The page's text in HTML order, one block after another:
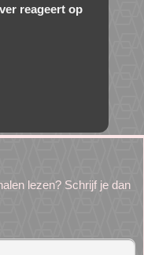
reageert op
lezen? Schrijf je dan